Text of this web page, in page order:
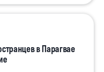
в Парагвае